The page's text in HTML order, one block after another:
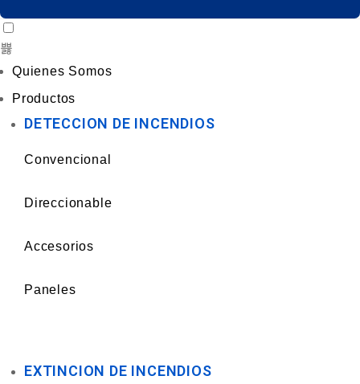
Quienes Somos
Productos
DETECCION DE INCENDIOS
Convencional
Direccionable
Accesorios
Paneles
EXTINCION DE INCENDIOS